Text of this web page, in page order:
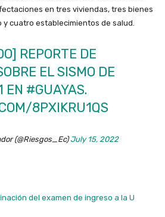
en tres viviendas, tres bienes
y cuatro establecimientos de salud.
REPORTE DE
EL SISMO DE
EN #GUAYAS.
8PXIKRU1QS
(@Riesgos_Ec)July 15, 2022
del examen de ingreso a la U